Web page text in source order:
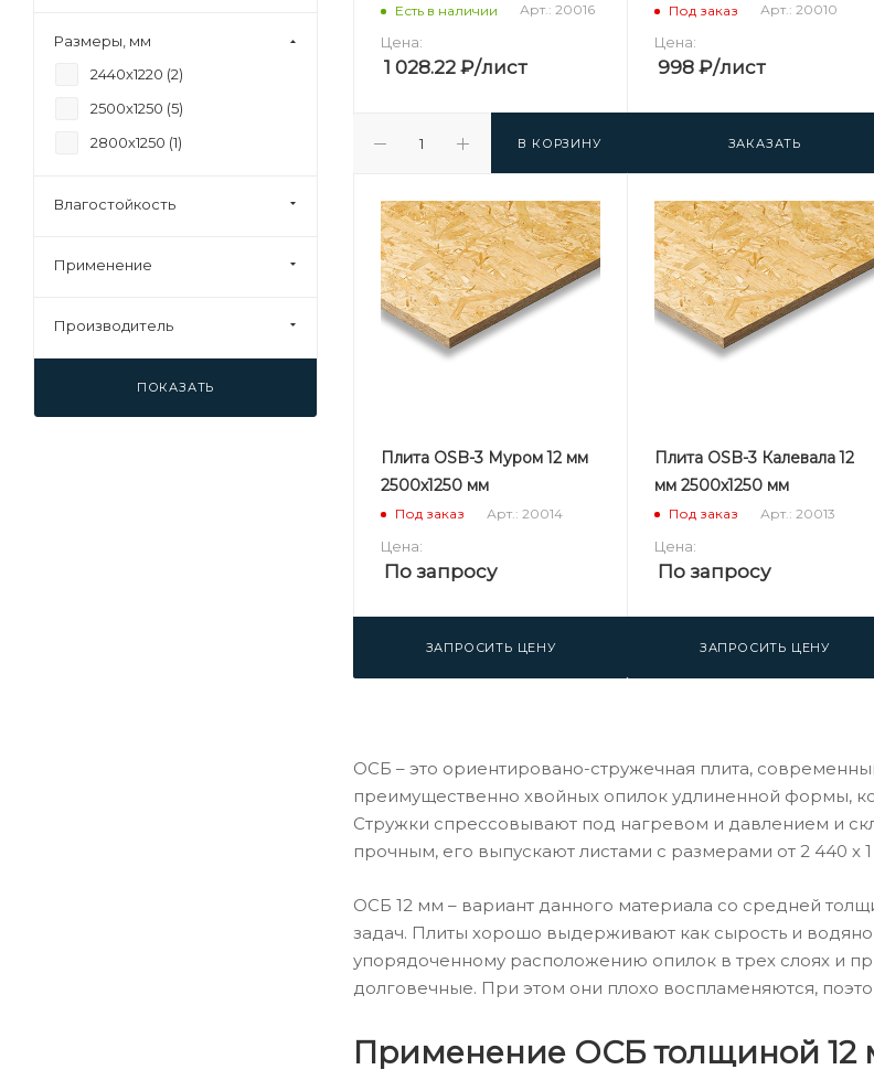
Есть в наличии Арт.: 20016
Цена:
1 028.22 ₽/лист
В КОРЗИНУ
Под заказ Арт.: 20010
Цена:
998 ₽/лист
ЗАКАЗАТЬ
Плита OSB-3 Муром 12 мм
2500х1250 мм
Под заказ Арт.: 20014
Цена:
По запросу
ЗАПРОСИТЬ ЦЕНУ
Плита OSB-3 Калевала 12
мм 2500х1250 мм
Под заказ Арт.: 20013
Цена:
По запросу
ЗАПРОСИТЬ ЦЕНУ
ОСБ – это ориентировано-стружечная плита,
преимущественно хвойных опилок удлиненной формы,
Стружки спрессовывают под нагревом и давлением и
прочным, его выпускают листами с размерами от 2 440 х
ОСБ 12 мм – вариант данного материала со средней
задач. Плиты хорошо выдерживают как сырость и
упорядоченному расположению опилок в трех слоях и
долговечные. При этом они плохо воспламеняются,
Применение ОСБ толщиной 12
Размеры, мм
2440х1220 (2)
2500х1250 (5)
2800х1250 (1)
Влагостойкость
Применение
Производитель
ПОКАЗАТЬ